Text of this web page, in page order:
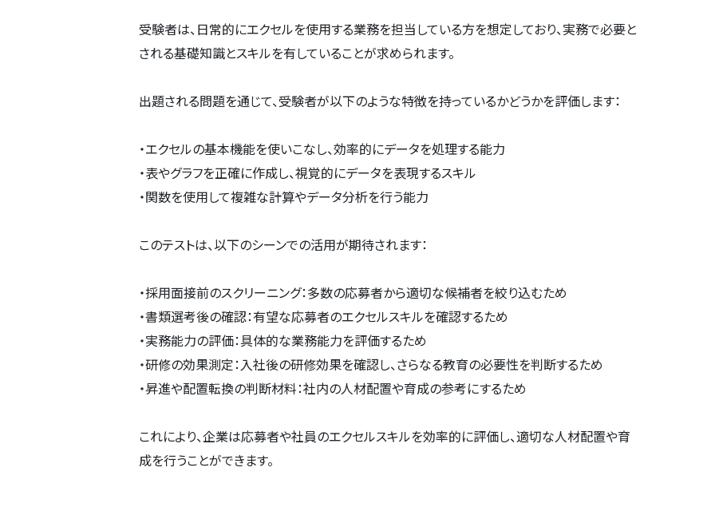
受験者は、日常的にエクセルを使用する業務を担当している方を想定しており、実務で必要と
される基礎知識とスキルを有していることが求められます。
出題される問題を通じて、受験者が以下のような特徴を持っているかどうかを評価します：
・エクセルの基本機能を使いこなし、効率的にデータを処理する能力
・表やグラフを正確に作成し、視覚的にデータを表現するスキル
・関数を使用して複雑な計算やデータ分析を行う能力
このテストは、以下のシーンでの活用が期待されます：
・採用面接前のスクリーニング：多数の応募者から適切な候補者を絞り込むため
・書類選考後の確認：有望な応募者のエクセルスキルを確認するため
・実務能力の評価：具体的な業務能力を評価するため
・研修の効果測定：入社後の研修効果を確認し、さらなる教育の必要性を判断するため
・昇進や配置転換の判断材料：社内の人材配置や育成の参考にするため
これにより、企業は応募者や社員のエクセルスキルを効率的に評価し、適切な人材配置や育
成を行うことができます。